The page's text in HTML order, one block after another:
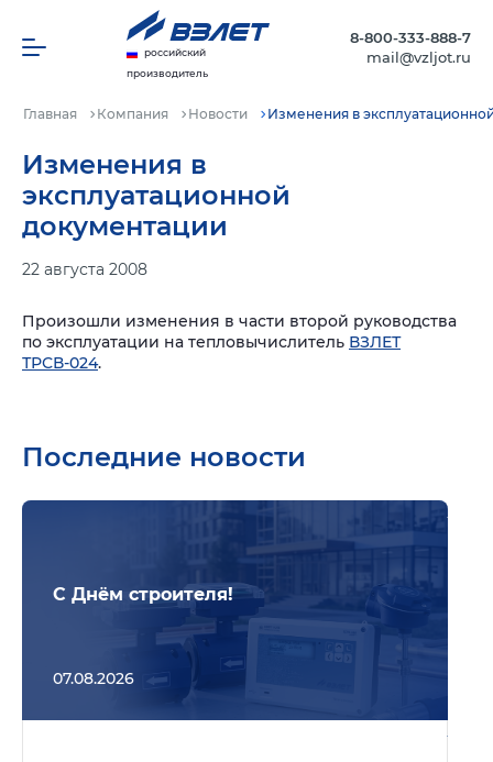
российский
производитель
8-800-333-888-7
mail@vzljot.ru
Главная Компания Новости Изменения в
Изменения в
эксплуатационной
документации
22 августа 2008
Произошли изменения в части второй руководства
по эксплуатации на тепловычислитель ВЗЛЕТ
ТРСВ-024.
Последние новости
С Днём строителя!
07.08.2026